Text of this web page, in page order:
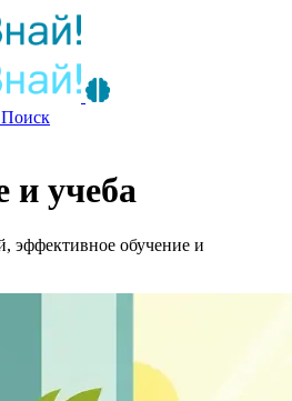
Поиск
и учеба
эффективное обучение и